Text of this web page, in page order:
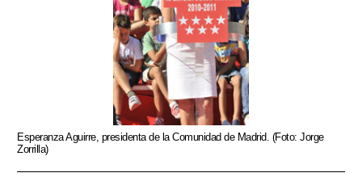
Esperanza Aguirre, presidenta de la Comunidad de Madrid. (Foto: Jorge
Zorrilla)